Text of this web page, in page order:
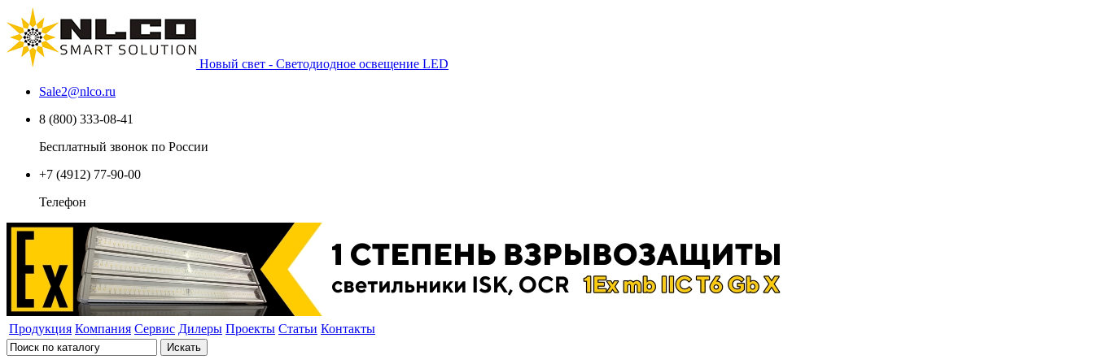
Новый свет - Светодиодное освещение LED
Sale2@nlco.ru
8 (800) 333-08-41
Бесплатный звонок по России
+7 (4912) 77-90-00
Телефон
Продукция Компания Сервис Дилеры Проекты Статьи Контакты